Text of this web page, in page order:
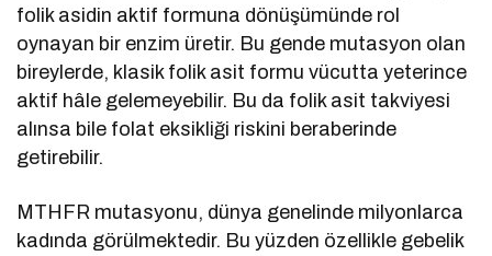
folik asidin aktif formuna dönüşümünde rol
oynayan bir enzim üretir. Bu gende mutasyon olan
bireylerde, klasik folik asit formu vücutta yeterince
aktif hâle gelemeyebilir. Bu da folik asit takviyesi
alınsa bile folat eksikliği riskini beraberinde
getirebilir.
MTHFR mutasyonu, dünya genelinde milyonlarca
kadında görülmektedir. Bu yüzden özellikle gebelik